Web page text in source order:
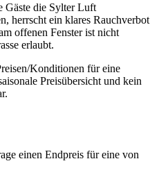
Gäste die Sylter Luft
herrscht ein klares Rauchverbot
offenen Fenster ist nicht
erlaubt.
Konditionen für eine
Preisübersicht und kein
einen Endpreis für eine von